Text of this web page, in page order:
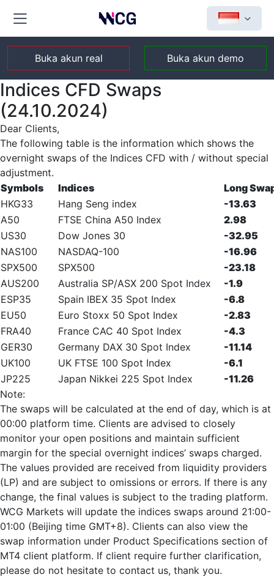
Buka akun real Buka akun demo
Indices CFD Swaps
(24.10.2024)
Dear Clients,
The following table is the information which shows the
overnight swaps of the Indices CFD with / without special
adjustment.
Symbols
Indices
Long
HKG33
Hang Seng index
-13.63
A50
FTSE China A50 Index
2.98
US30
Dow Jones 30
-32.95
NAS100
NASDAQ-100
-16.96
SPX500
SPX500
-23.18
AUS200
Australia SP/ASX 200 Spot Index
-1.9
ESP35
Spain IBEX 35 Spot Index
-6.8
EU50
Euro Stoxx 50 Spot Index
-2.83
FRA40
France CAC 40 Spot Index
-4.3
GER30
Germany DAX 30 Spot Index
-11.14
UK100
UK FTSE 100 Spot Index
-6.1
JP225
Japan Nikkei 225 Spot Index
-11.26
Note:
The swaps will be calculated at the end of day, which is at
00:00 platform time. Clients are advised to closely
monitor your open positions and maintain sufficient
margin for the special overnight indices’ swaps charged.
The values provided are received from liquidity providers
(LP) and are subject to omissions or errors. If there is any
change, the final values is subject to the trading platform.
WCG Markets will update the indices swaps around 21:00-
01:00 (Beijing time GMT+8). Clients can also view the
swap information under Product Specifications section of
MT4 client platform. If client require further clarification,
please do not hesitate to contact us, thank you.